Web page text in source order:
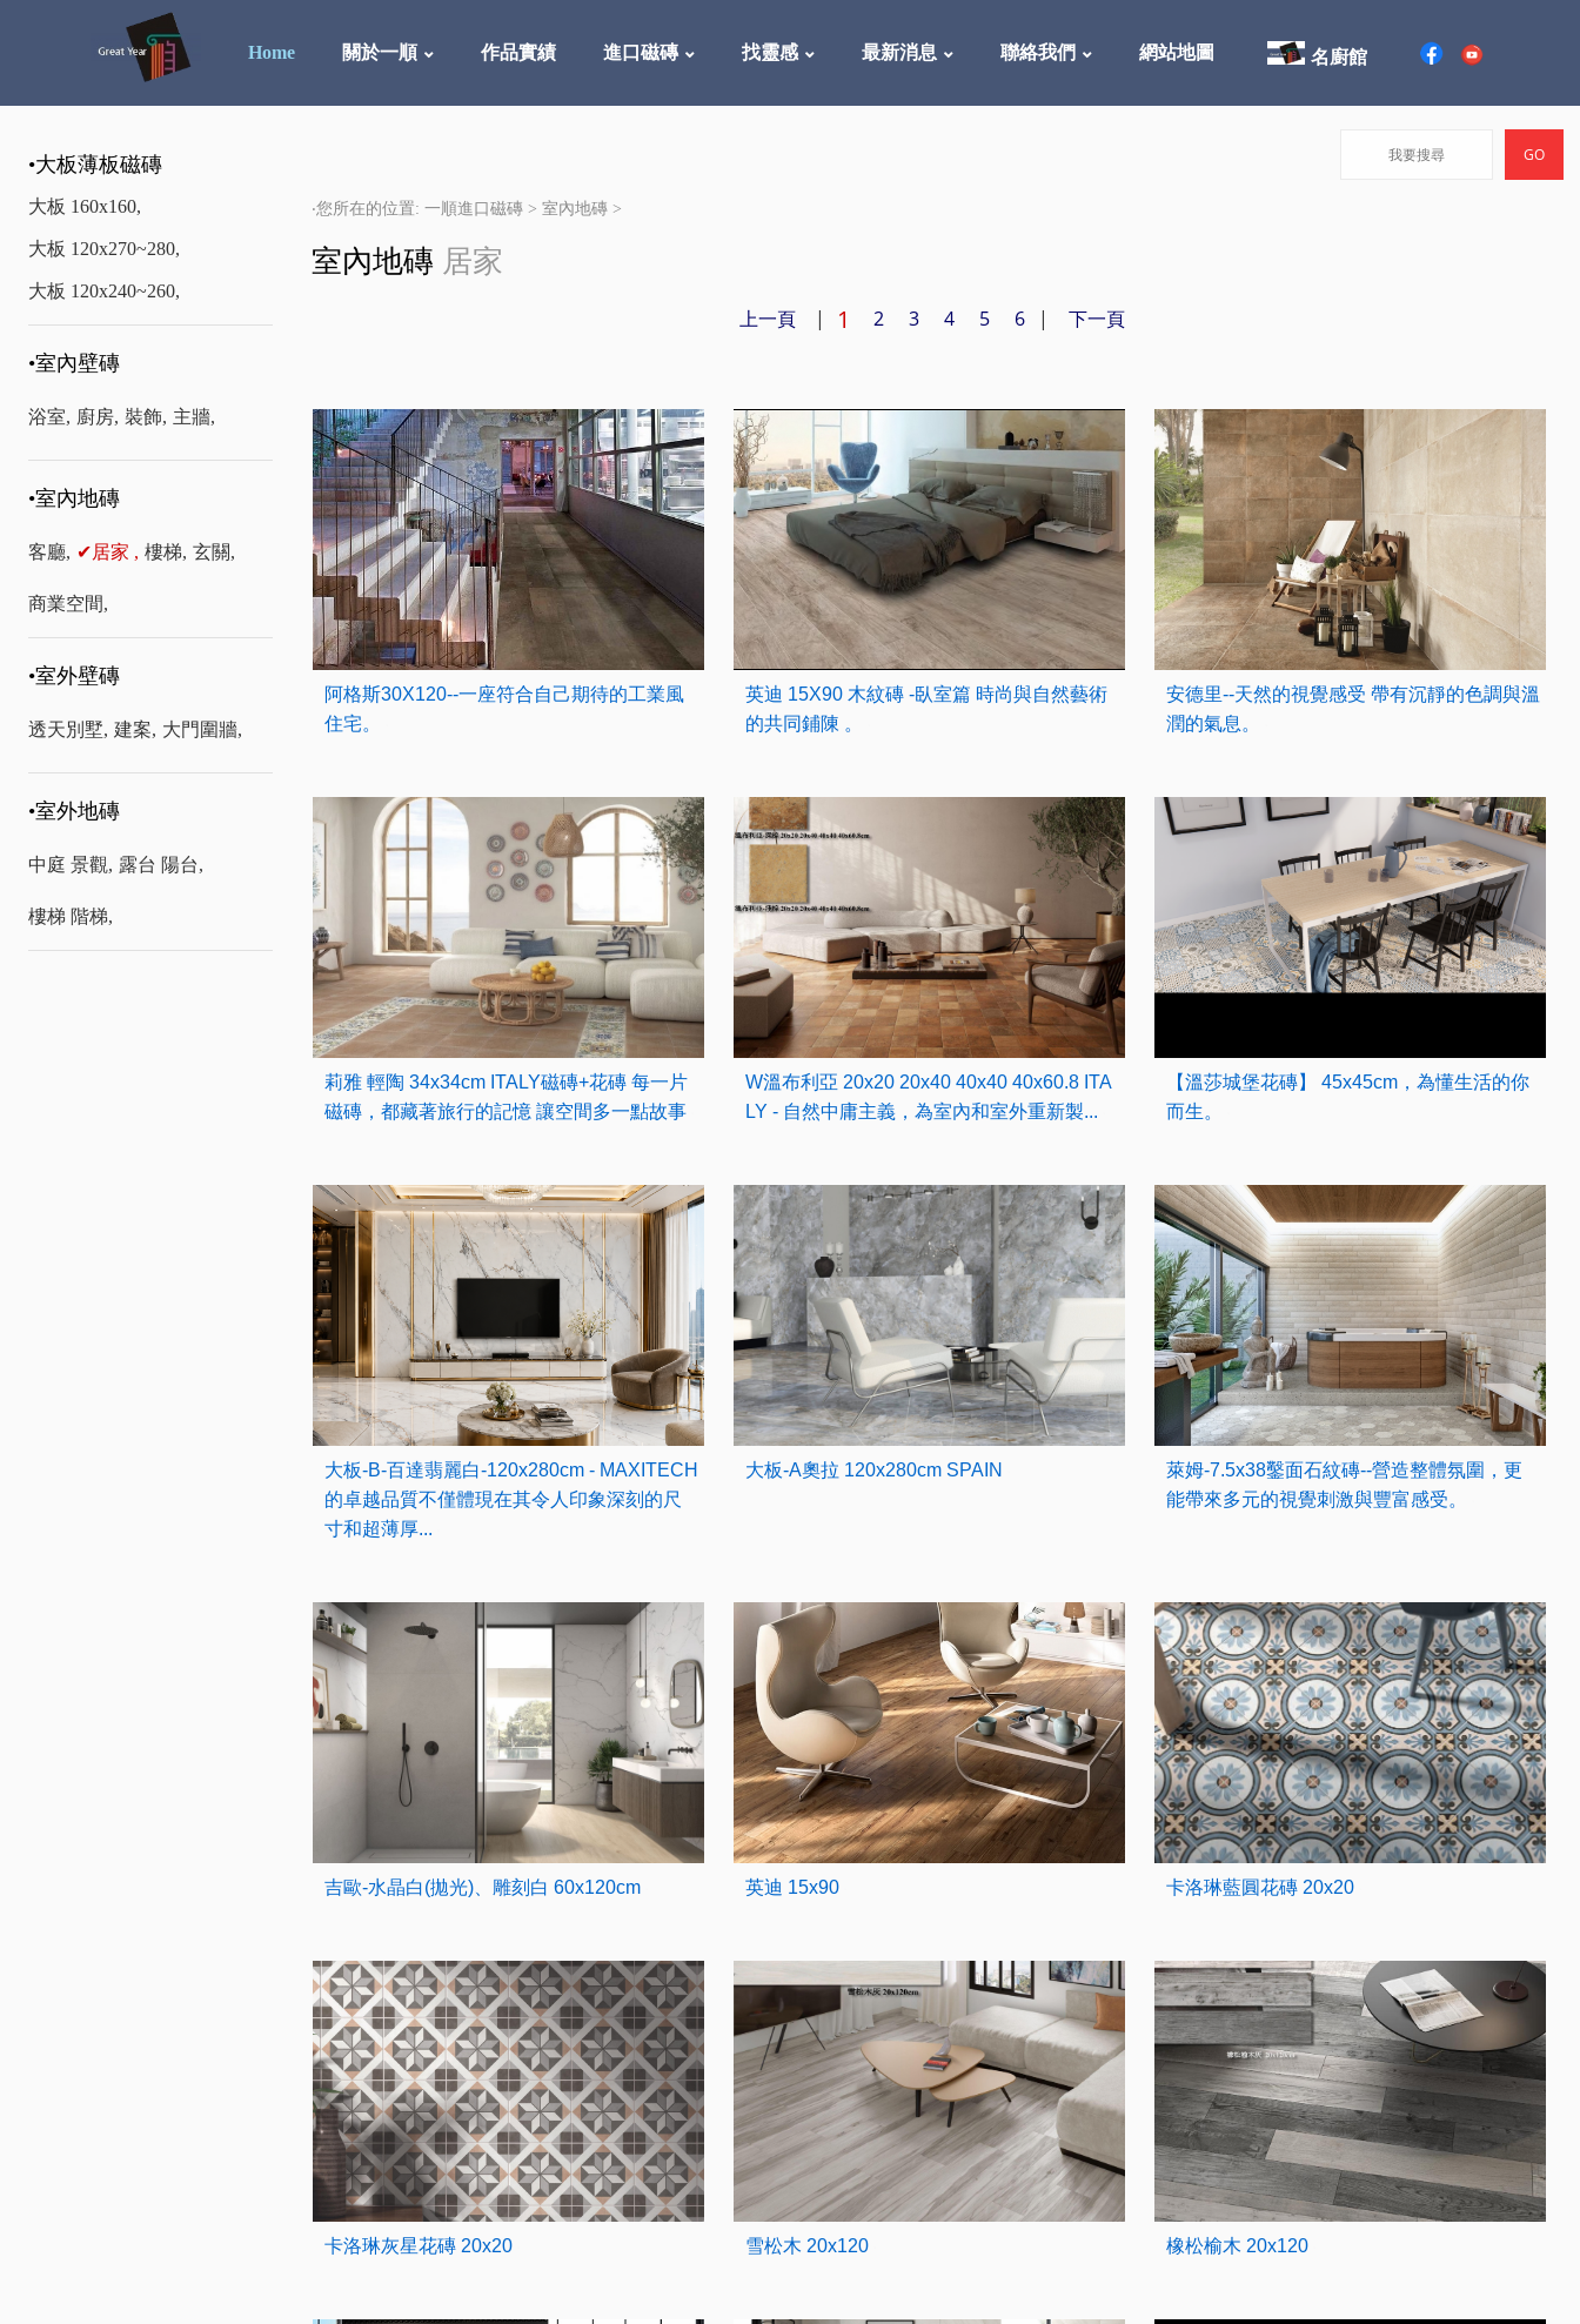
Home 關於一順 作品實績 進口磁磚 找靈感 最新消息 聯絡我們 網站地圖 名廚館
•大板薄板磁磚
大板 160x160,
大板 120x270~280,
大板 120x240~260,
•室內壁磚
浴室, 廚房, 裝飾, 主牆,
•室內地磚
客廳, ✔居家 , 樓梯, 玄關,
商業空間,
•室外壁磚
透天別墅, 建案, 大門圍牆,
•室外地磚
中庭 景觀, 露台 陽台,
樓梯 階梯,
‧您所在的位置: 一順進口磁磚 >室內地磚 >
室內地磚 居家
上一頁 | 1 2 3 4 5 6 | 下一頁
阿格斯30X120--一座符合自己期待的工業風
住宅。
英迪 15X90 木紋磚 -臥室篇 時尚與自然藝術
的共同鋪陳 。
安德里--天然的視覺感受 帶有沉靜的色調與溫
潤的氣息。
莉雅 輕陶 34x34cm ITALY磁磚+花磚 每一片
磁磚，都藏著旅行的記憶 讓空間多一點故事
W溫布利亞 20x20 20x40 40x40 40x60.8 ITA
LY - 自然中庸主義，為室內和室外重新製...
【溫莎城堡花磚】 45x45cm，為懂生活的你
而生。
大板-B-百達翡麗白-120x280cm - MAXITECH
的卓越品質不僅體現在其令人印象深刻的尺
寸和超薄厚...
大板-A奧拉 120x280cm SPAIN
萊姆-7.5x38鑿面石紋磚--營造整體氛圍，更
能帶來多元的視覺刺激與豐富感受。
吉歐-水晶白(拋光)、雕刻白 60x120cm 英迪 15x90 卡洛琳藍圓花磚 20x20
卡洛琳灰星花磚 20x20 雪松木 20x120 橡松榆木 20x120